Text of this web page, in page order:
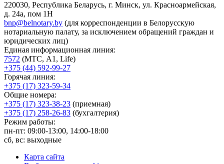
220030, Республика Беларусь, г. Минск, ул. Красноармейская,
д. 24а, пом 1Н
bnp@belnotary.by (для корреспонденции в Белорусскую
нотариальную палату, за исключением обращений граждан и
юридических лиц)
Единая информационная линия:
7572 (МТС, A1, Life)
+375 (44) 592-99-27
Горячая линия:
+375 (17) 323-59-34
Общие номера:
+375 (17) 323-38-23 (приемная)
+375 (17) 258-26-83 (бухгалтерия)
Режим работы:
пн-пт: 09:00-13:00, 14:00-18:00
сб, вс: выходные
Карта сайта